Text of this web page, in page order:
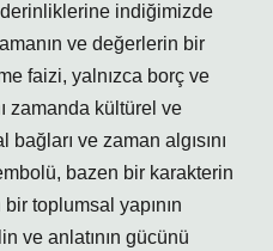
indiğimizde
ve değerlerin bir
faizi, yalnızca borç ve
zamanda kültürel ve
ve zaman algısını
bazen bir karakterin
toplumsal yapının
ve anlatının gücünü